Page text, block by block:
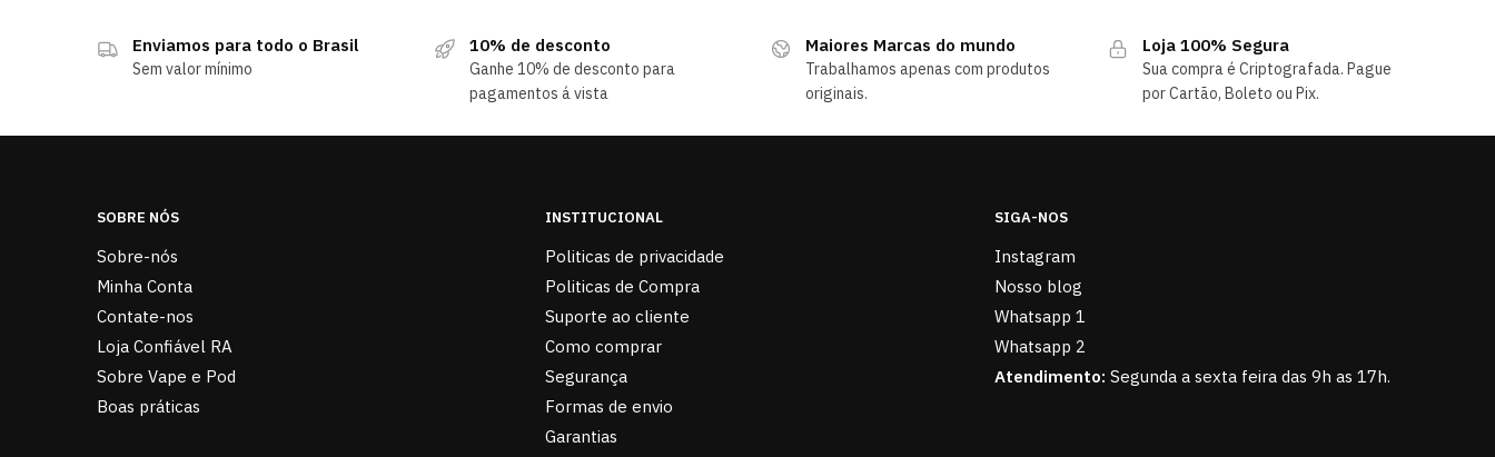
Enviamos para todo o Brasil
Sem valor mínimo
10% de desconto
Ganhe 10% de desconto para
pagamentos á vista
Maiores Marcas do mundo
Trabalhamos apenas com produtos
originais.
Loja 100% Segura
Sua compra é Criptografada. Pague
por Cartão, Boleto ou Pix.
SOBRE NÓS
Sobre-nós
Minha Conta
Contate-nos
Loja Confiável RA
Sobre Vape e Pod
Boas práticas
INSTITUCIONAL
Politicas de privacidade
Politicas de Compra
Suporte ao cliente
Como comprar
Segurança
Formas de envio
Garantias
SIGA-NOS
Instagram
Nosso blog
Whatsapp 1
Whatsapp 2
Atendimento: Segunda a sexta feira das 9h as 17h.